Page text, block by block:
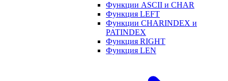
Функции ASCII и CHAR
Функция LEFT
Функции CHARINDEX и
PATINDEX
Функция RIGHT
Функция LEN